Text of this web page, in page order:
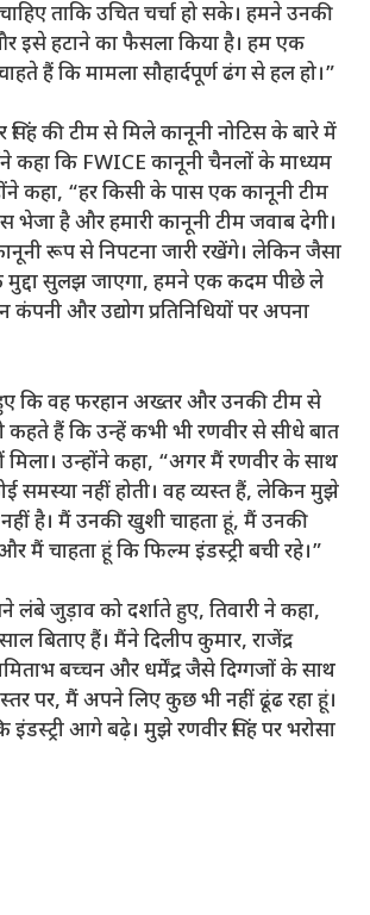
ताकि उचित चर्चा हो सके। हमने उनकी
इसे हटाने का फैसला किया है। हम एक
हैं कि मामला सौहार्दपूर्ण ढंग से हल हो।”
सिंह की टीम से मिले कानूनी नोटिस के बारे में
कहा कि FWICE कानूनी चैनलों के माध्यम
कहा, “हर किसी के पास एक कानूनी टीम
भेजा है और हमारी कानूनी टीम जवाब देगी।
रूप से निपटना जारी रखेंगे। लेकिन जैसा
मुद्दा सुलझ जाएगा, हमने एक कदम पीछे ले
कंपनी और उद्योग प्रतिनिधियों पर अपना
कि वह फरहान अख्तर और उनकी टीम से
कहते हैं कि उन्हें कभी भी रणवीर से सीधे बात
मिला। उन्होंने कहा, “अगर मैं रणवीर के साथ
समस्या नहीं होती। वह व्यस्त हैं, लेकिन मुझे
है। मैं उनकी खुशी चाहता हूं, मैं उनकी
मैं चाहता हूं कि फिल्म इंडस्ट्री बची रहे।”
लंबे जुड़ाव को दर्शाते हुए, तिवारी ने कहा,
बिताए हैं। मैंने दिलीप कुमार, राजेंद्र
बच्चन और धर्मेंद्र जैसे दिग्गजों के साथ
पर, मैं अपने लिए कुछ भी नहीं ढूंढ रहा हूं।
इंडस्ट्री आगे बढ़े। मुझे रणवीर सिंह पर भरोसा